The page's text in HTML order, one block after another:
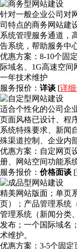
针对一般企业公司对
司特点的商务网站建
系统管理服务通道，
告系统，帮助服务中
优惠方案： 8-10个固
际域名、1G高速空间
一年技术维护
服务报价： 详谈 [详
适合个性化的公司企
页面风格已设计、程
系统特殊要求、新闻
殊渠道控制、企业内
优惠方案： 自定网页
册、网站空间功能系
服务报价： 价格面谈 [
精美网站版面；单页
页）；产品管理系统
管理系统（新闻分类
发布；一个国际域名
术维护。
优惠方案： 3-5个固定